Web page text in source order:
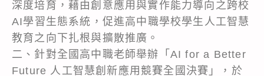
深度培育，藉由創意應用與實作能力導向之跨校
AI學習生態系統，促進高中職學校學生人工智慧
教育之向下扎根與擴散推廣。
二、針對全國高中職老師舉辦「AI for a Better
Future 人工智慧創新應用競賽全國決賽」，於